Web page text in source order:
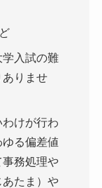
学入試の難
りませ
わけが行わ
る偏差値
務処理や
たま）や